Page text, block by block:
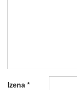
Izena *